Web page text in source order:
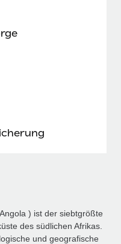
) ist der siebtgrößte
des südlichen Afrikas.
und geografische